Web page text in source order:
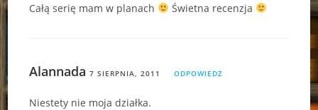
Całą serię mam w planach Świetna recenzja
Alannada 7 SIERPNIA, 2011 ODPOWIEDZ
Niestety nie moja działka.